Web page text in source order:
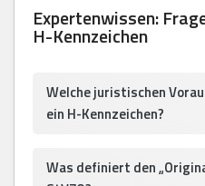
Expertenwissen:
H-Kennzeichen
Welche juristischen
ein H-Kennzeichen?
Was definiert den